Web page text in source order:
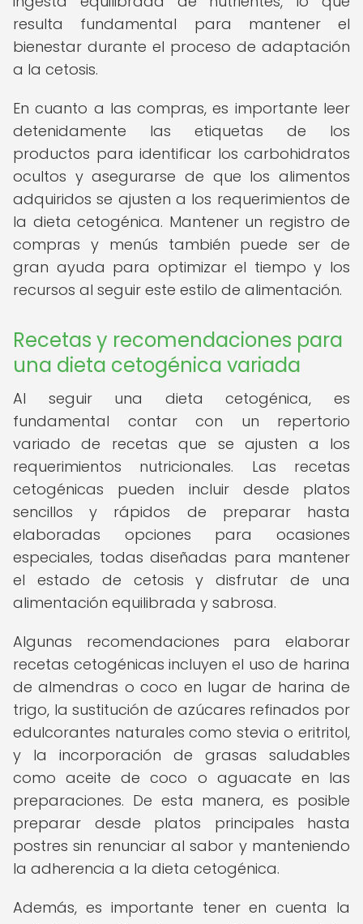
resulta fundamental para mantener el
bienestar durante el proceso de adaptación
a la cetosis.
En cuanto a las compras, es importante leer
detenidamente las etiquetas de los
productos para identificar los carbohidratos
ocultos y asegurarse de que los alimentos
adquiridos se ajusten a los requerimientos de
la dieta cetogénica. Mantener un registro de
compras y menús también puede ser de
gran ayuda para optimizar el tiempo y los
recursos al seguir este estilo de alimentación.
Recetas y recomendaciones para
una dieta cetogénica variada
Al seguir una dieta cetogénica, es
fundamental contar con un repertorio
variado de recetas que se ajusten a los
requerimientos nutricionales. Las recetas
cetogénicas pueden incluir desde platos
sencillos y rápidos de preparar hasta
elaboradas opciones para ocasiones
especiales, todas diseñadas para mantener
el estado de cetosis y disfrutar de una
alimentación equilibrada y sabrosa.
Algunas recomendaciones para elaborar
recetas cetogénicas incluyen el uso de harina
de almendras o coco en lugar de harina de
trigo, la sustitución de azúcares refinados por
edulcorantes naturales como stevia o eritritol,
y la incorporación de grasas saludables
como aceite de coco o aguacate en las
preparaciones. De esta manera, es posible
preparar desde platos principales hasta
postres sin renunciar al sabor y manteniendo
la adherencia a la dieta cetogénica.
Además, es importante tener en cuenta la